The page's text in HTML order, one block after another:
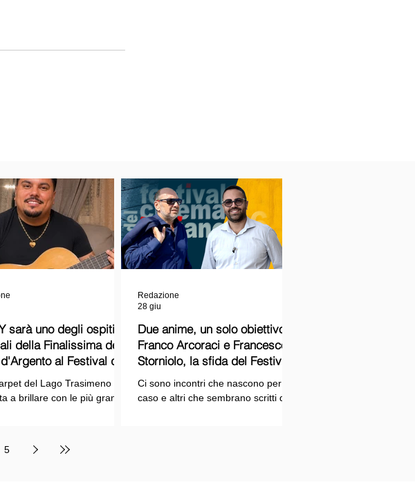
sarà uno degli ospiti
delle
al Festival del
Italiano 2026!
del Lago Trasimeno si
a brillare con le più grandi
Italiano 2026 – guidata dal
Due anime, un solo obiettivo:
Franco Arcoraci e Francesco
Storniolo, la sfida del Festival
del Cinema Italiano sul Lago
Trasimeno
Ci sono incontri che nascono per
caso e altri che sembrano scritti dal
Redazione
28 giu
5